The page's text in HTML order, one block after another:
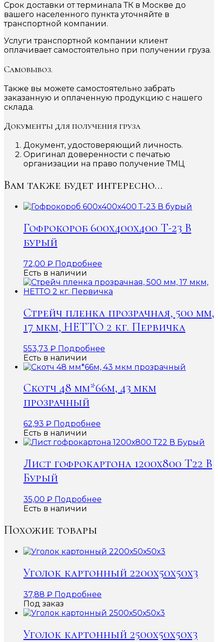
Срок доставки от терминала ТК в Москве до
вашего населенного пункта уточняйте в
транспортной компании.
Услуги транспортной компании клиент
оплачивает самостоятельно при получении груза.
Самовывоз.
Также вы можете самостоятельно забрать
заказанную и оплаченную продукцию с нашего
склада.
Документы для получения груза
Документ, удостоверяющий личность.
Оригинал доверенности с печатью
организации на право получение ТМЦ
Вам также будет интересно…
Гофрокороб 600x400x400 Т-23 В
бурый
72,00 ₽ Подробнее
Есть в наличии
Стрейч пленка прозрачная, 500 мм,
17 мкм, НЕТТО 2 кг. Первичка
553,73 ₽ Подробнее
Есть в наличии
Скотч 48 мм*66м, 43 мкм
прозрачный
62,93 ₽ Подробнее
Есть в наличии
Лист гофрокартона 1200х800 Т22 В
Бурый
35,00 ₽ Подробнее
Есть в наличии
Похожие товары
Уголок картонный 2200х50х50х3
37,88 ₽ Подробнее
Под заказ
Уголок картонный 2500х50х50х3